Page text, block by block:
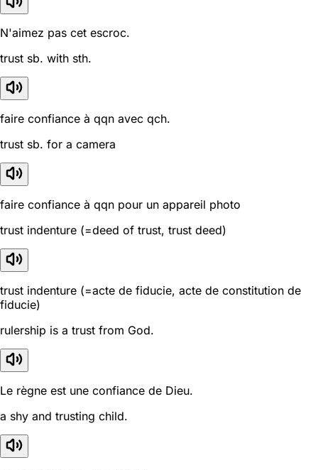
N'aimez pas cet escroc.
trust sb. with sth.
faire confiance à qqn avec qch.
trust sb. for a camera
faire confiance à qqn pour un appareil photo
trust indenture (=deed of trust, trust deed)
trust indenture (=acte de fiducie, acte de constitution de
fiducie)
rulership is a trust from God.
Le règne est une confiance de Dieu.
a shy and trusting child.